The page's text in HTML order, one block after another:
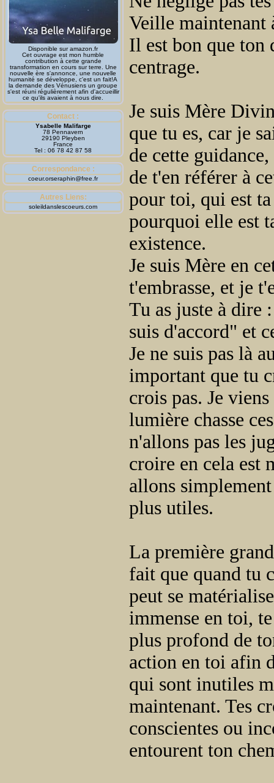
Disponible sur amazon.fr
Cet ouvrage est mon humble
contribution à cette grande
transformation en cours sur terre. Une
nouvelle ère s'annonce, une nouvelle
humanité se développe, c'est un fait!A
la demande des Vénusiens un groupe
s'est réuni régulièrement afin d'accueillir
ce qu'ils avaient à nous dire.
Contact :
Ysabelle Malifarge
78 Pennavern
29190 Pleyben
France
Tel : 06 78 42 87 58
Correspondance :
coeur.orseraphin@free.fr
Autres Liens:
soleildanslescoeurs.com
Veille maintenant
Il est bon que ton
centrage.
Je suis Mère
que tu es, car je
de cette
de t'en référer à
pour toi, qui est
pourquoi elle est
existence.
Je suis Mère en
t'embrasse, et je
Tu as juste à dire
suis d'accord" et
Je ne suis pas là
important que tu
crois pas. Je
lumière chasse
n'allons pas les
croire en cela est
allons
plus utiles.
La première
fait que quand tu
peut se
immense en toi,
plus profond de
action en toi afin
qui sont inutiles
maintenant. Tes
conscientes ou
entourent ton